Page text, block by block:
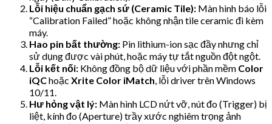
Lỗi hiệu chuẩn gạch sứ (Ceramic Tile): Màn hình báo lỗi
“Calibration Failed” hoặc không nhận tile ceramic đi kèm
máy.
Hao pin bất thường: Pin lithium-ion sạc đầy nhưng chỉ
sử dụng được vài phút, hoặc máy tự tắt nguồn đột ngột.
Lỗi kết nối: Không đồng bộ dữ liệu với phần mềm Color
iQChoặc Xrite Color iMatch , lỗi driver trên Windows
10/11.
Hư hỏng vật lý: Màn hình LCD nứt vỡ, nút đo (Trigger) bị
liệt, kính đo (Aperture) trầy xước nghiêm trọng ảnh